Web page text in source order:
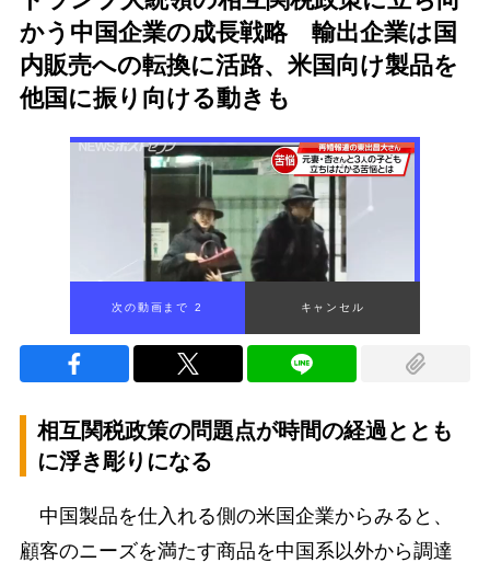
かう中国企業の成長戦略 輸出企業は国
内販売への転換に活路、米国向け製品を
他国に振り向ける動きも
次の動画まで 1 キャンセル
相互関税政策の問題点が時間の経過ととも
に浮き彫りになる
中国製品を仕入れる側の米国企業からみると、
顧客のニーズを満たす商品を中国系以外から調達